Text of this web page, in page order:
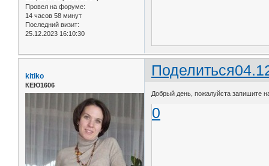
Провел на форуме:
14 часов 58 минут
Последний визит:
25.12.2023 16:10:30
Поделиться
kitiko
КЕЮ1606
Добрый день, пожалуйста запишите
0